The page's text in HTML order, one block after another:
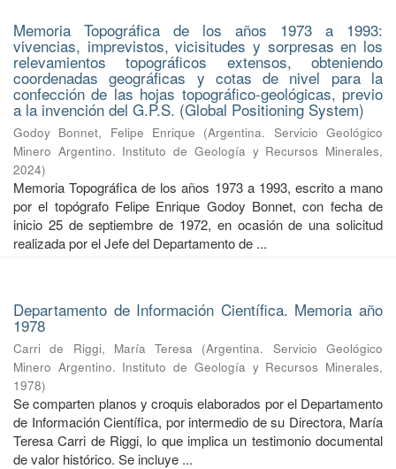
Memoria Topográfica de los años 1973 a 1993:
vivencias, imprevistos, vicisitudes y sorpresas en los
relevamientos topográficos extensos, obteniendo
coordenadas geográficas y cotas de nivel para la
confección de las hojas topográfico-geológicas, previo
a la invención del G.P.S. (Global Positioning System)
Godoy Bonnet, Felipe Enrique (Argentina. Servicio Geológico
Minero Argentino. Instituto de Geología y Recursos Minerales,
2024)
Memoria Topográfica de los años 1973 a 1993, escrito a mano
por el topógrafo Felipe Enrique Godoy Bonnet, con fecha de
inicio 25 de septiembre de 1972, en ocasión de una solicitud
realizada por el Jefe del Departamento de ...
Departamento de Información Científica. Memoria año
1978
Carri de Riggi, María Teresa (Argentina. Servicio Geológico
Minero Argentino. Instituto de Geología y Recursos Minerales,
1978)
Se comparten planos y croquis elaborados por el Departamento
de Información Científica, por intermedio de su Directora, María
Teresa Carri de Riggi, lo que implica un testimonio documental
de valor histórico. Se incluye ...